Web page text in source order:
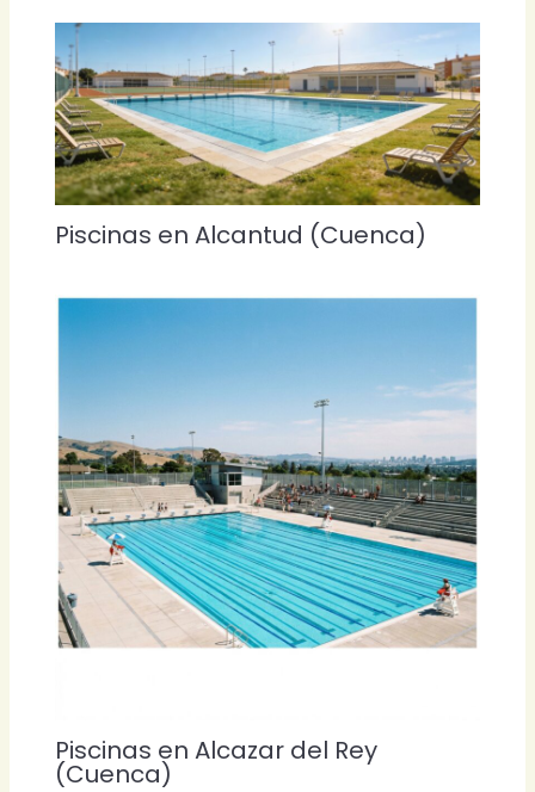
Piscinas en Alcantud (Cuenca)
Piscinas en Alcazar del Rey
(Cuenca)